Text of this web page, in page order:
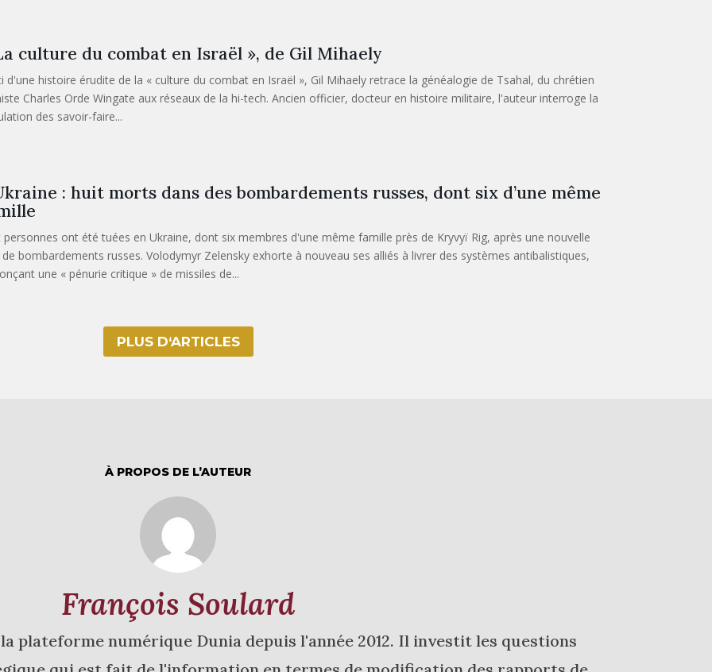
culture du combat en Israël », de Gil Mihaely
d'une histoire érudite de la « culture du combat en Israël », Gil Mihaely retrace la généalogie de Tsahal, du chrétien
Charles Orde Wingate aux réseaux de la hi-tech. Ancien officier, docteur en histoire militaire, l'auteur interroge la
des savoir-faire...
: huit morts dans des bombardements russes, dont six d’une même
personnes ont été tuées en Ukraine, dont six membres d'une même famille près de Kryvyï Rig, après une nouvelle
bombardements russes. Volodymyr Zelensky exhorte à nouveau ses alliés à livrer des systèmes antibalistiques,
une « pénurie critique » de missiles de...
PLUS D‘ARTICLES
À PROPOS DE L’AUTEUR
François Soulard
plateforme numérique Dunia depuis l'année 2012. Il investit les questions